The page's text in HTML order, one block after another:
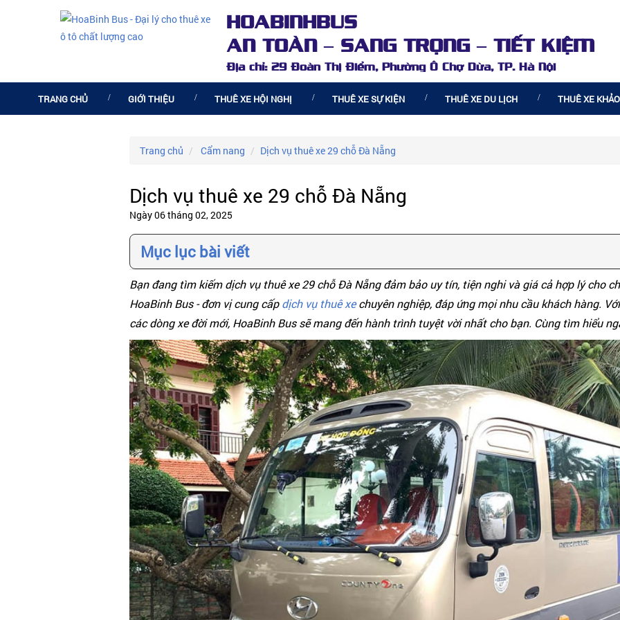
HOABINHBUS
AN TOÀN – SANG TRỌNG – TIẾT KIỆM
Địa chỉ: 29 Đoàn Thị Điểm, Phường Ô Chợ Dừa, TP. Hà Nội
TRANG CHỦ GIỚI THIỆU THUÊ XE HỘI NGHỊ THUÊ XE SỰ KIỆN THUÊ XE DU LỊCH THUÊ XE
Trang chủ Cẩm nang Dịch vụ thuê xe 29 chỗ Đà Nẵng
Dịch vụ thuê xe 29 chỗ Đà Nẵng
Ngày 06 tháng 02, 2025
Mục lục bài viết
Bạn đang tìm kiếm dịch vụ thuê xe 29 chỗ Đà Nẵng đảm bảo uy tín, tiện nghi và giá cả hợp lý cho
HoaBinh Bus - đơn vị cung cấpdịch vụ thuê xechuyên nghiệp, đáp ứng mọi nhu cầu khách hàng.
các dòng xe đời mới, HoaBinh Bus sẽ mang đến hành trình tuyệt vời nhất cho bạn. Cùng tìm hiểu